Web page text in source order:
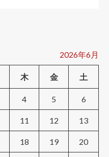
2026年6月
木 金 土
4 5 6
11 12 13
18 19 20